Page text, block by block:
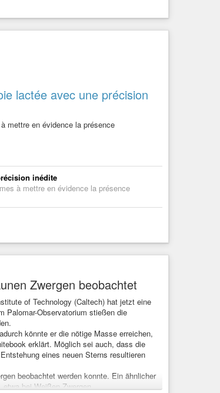
lactée avec une précision
mettre en évidence la présence
inédite
à mettre en évidence la présence
Zwergen beobachtet
of Technology (Caltech) hat jetzt eine
Palomar-Observatorium stießen die
könnte er die nötige Masse erreichen,
erklärt. Möglich sei auch, dass die
eines neuen Sterns resultieren
beobachtet werden konnte. Ein ähnlicher
bei Weißen Zwergen.